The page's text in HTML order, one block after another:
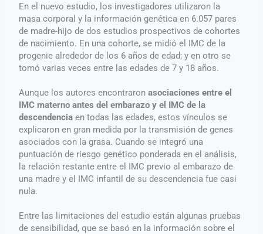
En el nuevo estudio, los investigadores utilizaron la
masa corporal y la información genética en 6.057 pares
de madre-hijo de dos estudios prospectivos de cohortes
de nacimiento. En una cohorte, se midió el IMC de la
progenie alrededor de los 6 años de edad; y en otro se
tomó varias veces entre las edades de 7 y 18 años.
Aunque los autores encontraronasociaciones entre el
IMC materno antes del embarazo y el IMC de la
descendencia en todas las edades, estos vínculos se
explicaron en gran medida por la transmisión de genes
asociados con la grasa. Cuando se integró una
puntuación de riesgo genético ponderada en el análisis,
la relación restante entre el IMC previo al embarazo de
una madre y el IMC infantil de su descendencia fue casi
nula.
Entre las limitaciones del estudio están algunas pruebas
de sensibilidad, que se basó en la información sobre el